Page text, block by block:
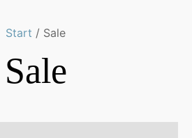
Start / Sale
Sale